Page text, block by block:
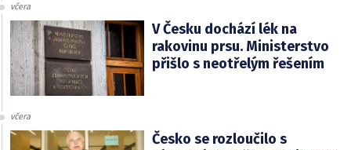
včera
V Česku dochází lék na
rakovinu prsu. Ministerstvo
přišlo s neotřelým řešením
včera
Česko se rozloučilo s